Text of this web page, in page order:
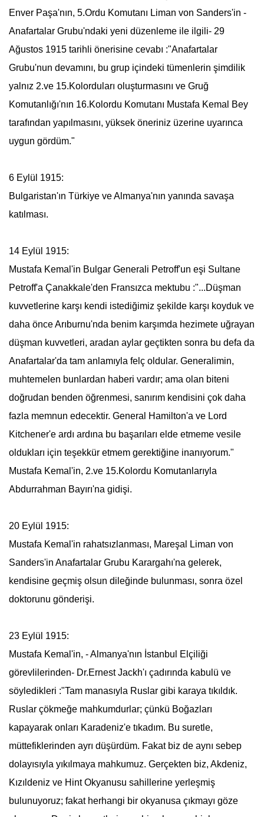
Enver Paşa'nın, 5.Ordu Komutanı Liman von Sanders'in -
Anafartalar Grubu'ndaki yeni düzenleme ile ilgili- 29
Ağustos 1915 tarihli önerisine cevabı :"Anafartalar
Grubu'nun devamını, bu grup içindeki tümenlerin şimdilik
yalnız 2.ve 15.Kolorduları oluşturmasını ve Gruğ
Komutanlığı'nın 16.Kolordu Komutanı Mustafa Kemal
Bey
tarafından yapılmasını, yüksek öneriniz üzerine uyarınca
uygun gördüm."
6 Eylül 1915:
Bulgaristan'ın Türkiye ve Almanya'nın yanında savaşa
katılması.
14 Eylül 1915:
Mustafa Kemal 'in Bulgar Generali Petroff'un eşi Sultane
Petroff'a Çanakkale'den Fransızca mektubu :"...Düşman
kuvvetlerine karşı kendi istediğimiz şekilde karşı koyduk ve
daha önce Arıburnu'nda benim karşımda hezimete uğrayan
düşman kuvvetleri, aradan aylar geçtikten sonra bu defa da
Anafartalar'da tam anlamıyla felç oldular. Generalimin,
muhtemelen bunlardan haberi vardır; ama olan biteni
doğrudan benden öğrenmesi, sanırım kendisini çok daha
fazla memnun edecektir. General Hamilton'a ve Lord
Kitchener'e ardı ardına bu başarıları elde etmeme vesile
oldukları için teşekkür etmem gerektiğine inanıyorum."
Mustafa Kemal 'in, 2.ve 15.Kolordu Komutanlarıyla
Abdurrahman Bayırı'na gidişi.
20 Eylül 1915:
Mustafa Kemal 'in rahatsızlanması, Mareşal Liman von
Sanders'in Anafartalar Grubu Karargahı'na gelerek,
kendisine geçmiş olsun dileğinde bulunması, sonra özel
doktorunu gönderişi.
23 Eylül 1915:
Mustafa Kemal 'in, - Almanya'nın İstanbul Elçiliği
görevlilerinden- Dr.Ernest Jackh'ı çadırında kabulü ve
söyledikleri :"Tam manasıyla Ruslar gibi karaya tıkıldık.
Ruslar çökmeğe mahkumdurlar; çünkü Boğazları
kapayarak onları Karadeniz'e tıkadım. Bu suretle,
müttefiklerinden ayrı düşürdüm. Fakat biz de aynı sebep
dolayısıyla yıkılmaya mahkumuz. Gerçekten biz, Akdeniz,
Kızıldeniz ve Hint Okyanusu sahillerine yerleşmiş
bulunuyoruz; fakat herhangi bir okyanusa çıkmayı göze